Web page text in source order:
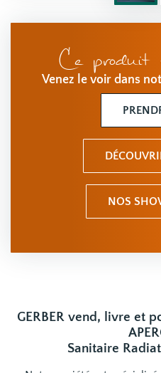
Ce
Venez le voir dans
NOS
GERBER vend, livre et
Sanitaire